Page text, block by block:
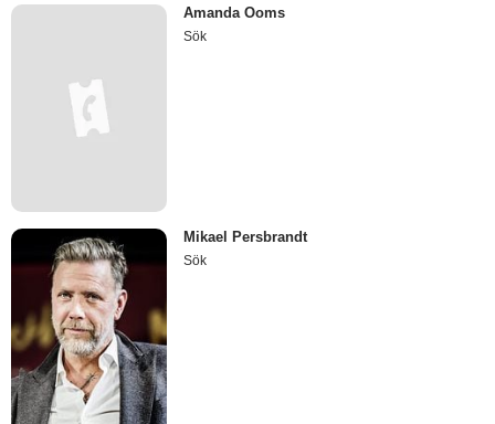
Amanda Ooms
Sök
Mikael Persbrandt
Sök